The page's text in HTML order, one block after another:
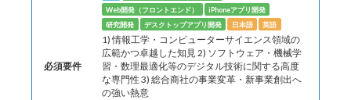
Web開発（フロントエンド）
iPhoneアプリ開発
研究開発
デスクトップアプリ開発 日本語 英語
必須要件
1) 情報工学・コンピューターサイエンス領域の
広範かつ卓越した知見 2) ソフトウェア・機械学
習・数理最適化等のデジタル技術に関する高度
な専門性 3) 総合商社の事業変革・新事業創出へ
の強い熱意